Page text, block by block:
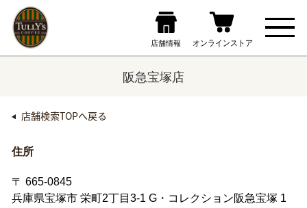
阪急宝塚店
店舗検索TOPへ戻る
住所
〒 665-0845
兵庫県宝塚市栄町2丁目3-1 G・コレクション阪急宝塚 1